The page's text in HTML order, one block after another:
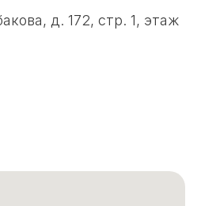
д. 172, стр. 1, этаж